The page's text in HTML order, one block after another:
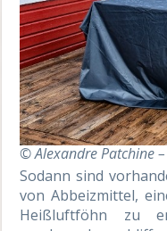
© Alexandre Patchine
Sodann sind
von Abbeizmittel,
Heißluftföhn zu